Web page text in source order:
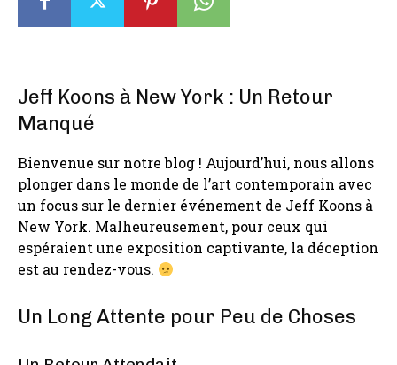
Jeff Koons à New York : Un Retour
Manqué
Bienvenue sur notre blog ! Aujourd’hui, nous allons
plonger dans le monde de l’art contemporain avec
un focus sur le dernier événement de Jeff Koons à
New York. Malheureusement, pour ceux qui
espéraient une exposition captivante, la déception
est au rendez-vous.
Un Long Attente pour Peu de Choses